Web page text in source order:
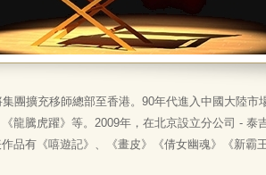
團擴充移師總部至香港。90年代進入中國大陸市
龍騰虎躍》等。2009年，在北京設立分公司 - 泰
品有《嘻遊記》、《畫皮》《倩女幽魂》《新霸